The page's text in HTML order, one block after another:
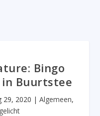
Bingo
in Buurtstee
29, 2020 | Algemeen,